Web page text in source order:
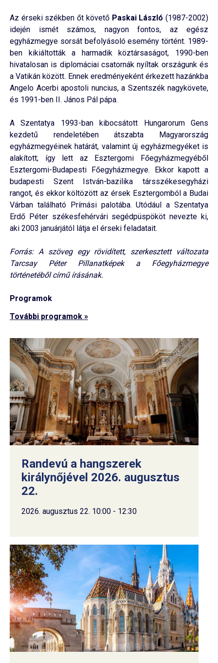
Az érseki székben őt követő Paskai László (1987-2002)
idején ismét számos, nagyon fontos, az egész
egyházmegye sorsát befolyásoló esemény történt. 1989-
ben kikiáltották a harmadik köztársaságot, 1990-ben
hivatalosan is diplomáciai csatornák nyíltak országunk és
a Vatikán között. Ennek eredményeként érkezett hazánkba
Angelo Acerbi apostoli nuncius, a Szentszék nagykövete,
és 1991-ben II. János Pál pápa.
A Szentatya 1993-ban kibocsátott Hungarorum Gens
kezdetű rendeletében átszabta Magyarország
egyházmegyéinek határát, valamint új egyházmegyéket is
alakított; így lett az Esztergomi Főegyházmegyéből
Esztergomi-Budapesti Főegyházmegye. Ekkor kapott a
budapesti Szent István-bazilika társszékesegyházi
rangot, és ekkor költözött az érsek Esztergomból a Budai
Várban található Prímási palotába. Utódául a Szentatya
Erdő Péter székesfehérvári segédpüspököt nevezte ki,
aki 2003 januárjától látja el érseki feladatait.
Forrás: A szöveg egy rövidített, szerkesztett változata
Tarcsay Péter Pillanatképek a Főegyházmegye
történetéből című írásának.
Programok
További programok »
Randevú a hangszerek
királynőjével 2026. augusztus
22.
2026. augusztus 22. 10:00 - 12:30